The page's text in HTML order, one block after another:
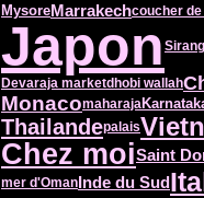
MysoreMarrakechcoucher
Japon
Devaraja marketdhobi wallah
Monacomaharaja
Thailandepalais
Chez moiSaint
mer d'OmanInde du Sud